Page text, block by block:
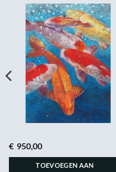
€ 950,00
TOEVOEGEN AAN